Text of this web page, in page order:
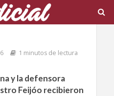
1 minutos de lectura
y la defensora
Feijóo recibieron